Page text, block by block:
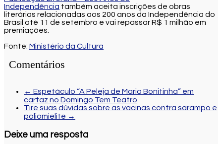
Independência também aceita inscrições de obras
literárias relacionadas aos 200 anos da Independência do
Brasil até 11 de setembro e vai repassar R$ 1 milhão em
premiações.
Fonte: Ministério da Cultura
Comentários
← Espetáculo “A Peleja de Maria Bonitinha” em
cartaz no Domingo Tem Teatro
Tire suas dúvidas sobre as vacinas contra sarampo e
poliomielite →
Deixe uma resposta